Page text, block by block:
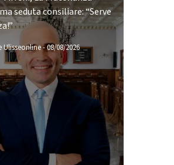
seduta consiliare: “Serve
Ulisseonline-08/08/2026